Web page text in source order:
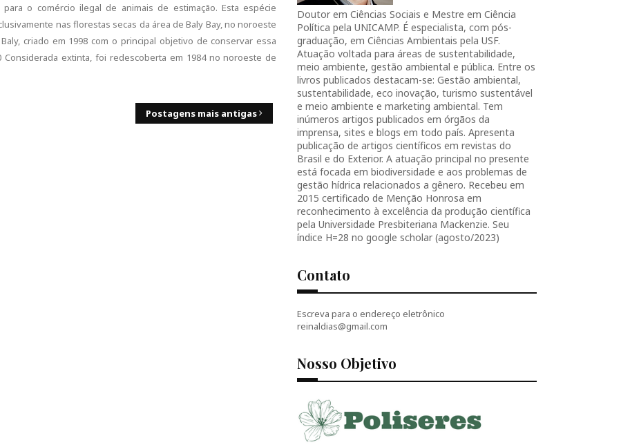
o comércio ilegal de animais de estimação. Esta espécie
nas florestas secas da área de Baly Bay, no noroeste
criado em 1998 com o principal objetivo de conservar essa
extinta, foi redescoberta em 1984 no noroeste de
Postagens mais antigas
Doutor em Ciências Sociais e Mestre em Ciência
Política pela UNICAMP. É especialista, com pós-
graduação, em Ciências Ambientais pela USF.
Atuação voltada para áreas de sustentabilidade,
meio ambiente, gestão ambiental e pública. Entre os
livros publicados destacam-se: Gestão ambiental,
sustentabilidade, eco inovação, turismo sustentável
e meio ambiente e marketing ambiental. Tem
inúmeros artigos publicados em órgãos da
imprensa, sites e blogs em todo país. Apresenta
publicação de artigos científicos em revistas do
Brasil e do Exterior. A atuação principal no presente
está focada em biodiversidade e aos problemas de
gestão hídrica relacionados a gênero. Recebeu em
2015 certificado de Menção Honrosa em
reconhecimento à excelência da produção científica
pela Universidade Presbiteriana Mackenzie. Seu
índice H=28 no google scholar (agosto/2023)
Contato
Escreva para o endereço eletrônico
reinaldias@gmail.com
Nosso Objetivo